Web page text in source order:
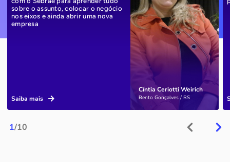
1/10
Cíntia Ceriotti Weirich
Bento Gonçalves / RS
sobre o assunto, colocar o negócio
nos eixos e ainda abrir uma nova
empresa
Saiba mais